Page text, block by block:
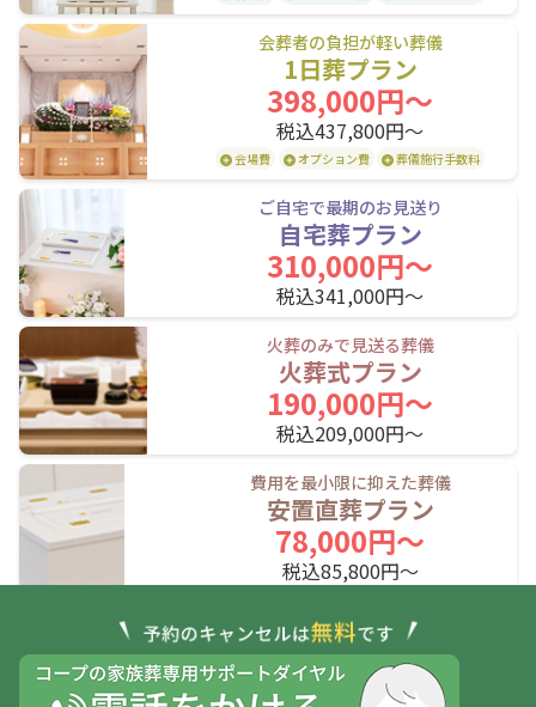
小樽市
峰延駅
光珠内駅
美唄駅
深川駅
近文駅
旭川駅
JR室蘭本線(長万部・室蘭～苫小牧)
東室蘭駅 鷲別駅
幌別駅
糸井駅
苫小牧駅
JR室蘭本線(苫小牧～岩見沢)
苫小牧駅 沼ノ端駅
遠浅駅
早来駅
安平駅
栗沢駅
志文駅
岩見沢駅
JR根室本線(滝川～新得)
平岸駅
会葬者の負担が軽い葬儀
1日葬プラン
398,000円〜
税込437,800円〜
会場費 オプション費 葬儀施行手数料
ご自宅で最期のお見送り
自宅葬プラン
310,000円〜
税込341,000円〜
火葬のみで見送る葬儀
火葬式プラン
190,000円〜
税込209,000円〜
費用を最小限に抑えた葬儀
安置直葬プラン
78,000円〜
税込85,800円〜